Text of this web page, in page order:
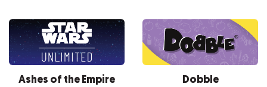
Ashes of the Empire Dobble